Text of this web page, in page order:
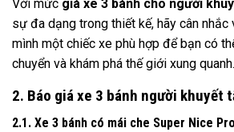
Với mức giá xe 3 bánh cho người
sự đa dạng trong thiết kế, hãy cân nhắc
mình một chiếc xe phù hợp để bạn có
chuyển và khám phá thế giới xung quanh.
2. Báo giá xe 3 bánh người khuyết
2.1. Xe 3 bánh có mái che Super Nice